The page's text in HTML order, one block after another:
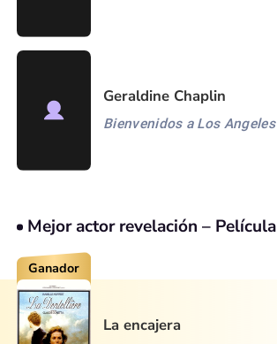
Geraldine Chaplin
Bienvenidos a Los Angeles
Mejor actor revelación – Película
Ganador
La encajera